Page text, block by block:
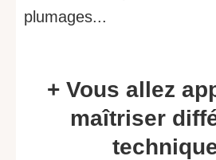
plumages...
+ Vous allez
maîtriser